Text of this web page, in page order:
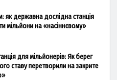
як державна дослідна станція
мільйони на «насіннєвому»
для мільйонерів: Як берег
ставу перетворили на закрите